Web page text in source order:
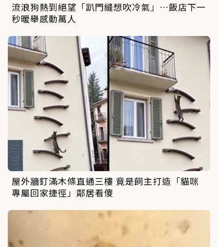
流浪狗熱到絕望「趴門縫想吹冷氣」…飯店下一
秒暖舉感動萬人
屋外牆釘滿木條直通三樓 竟是飼主打造「貓咪
專屬回家捷徑」鄰居看傻